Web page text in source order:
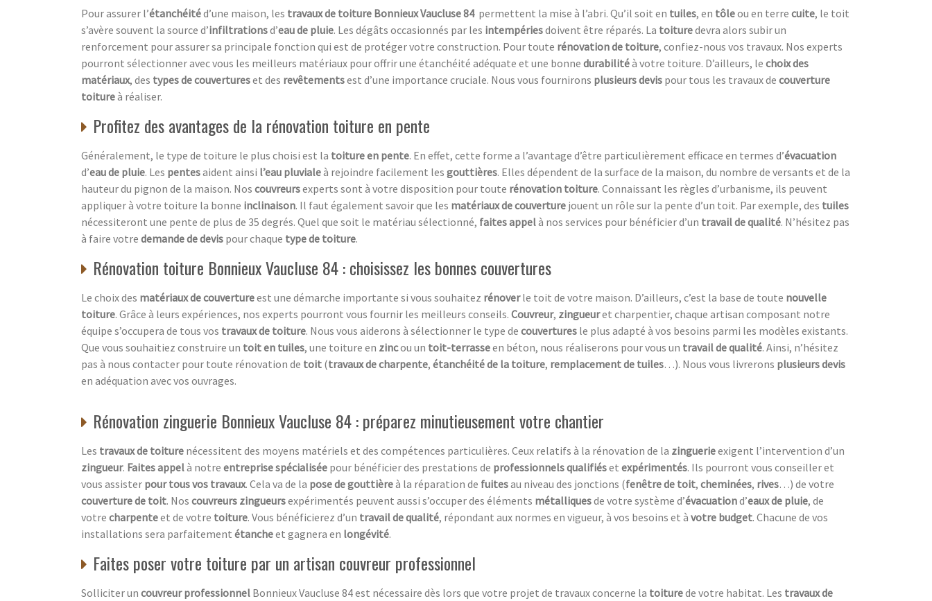
Pour assurer l’étanchéitéd’une maison, les travaux de toiture Bonnieux Vaucluse 84 permettent la mise à l’abri. Qu’il soit en tuiles, en tôleou en terre cuite, le toit
s’avère souvent la source d’infiltrationsd’eau de pluie. Les dégâts occasionnés par les intempériesdoivent être réparés. La toituredevra alors subir un
renforcement pour assurer sa principale fonction qui est de protéger votre construction. Pour toute rénovation de toiture, confiez-nous vos travaux. Nos experts
pourront sélectionner avec vous les meilleurs matériaux pour offrir une étanchéité adéquate et une bonne durabilitéà votre toiture. D’ailleurs, le choix des
matériaux, des types de couvertureset des revêtementsest d’une importance cruciale. Nous vous fournirons plusieurs devis pour tous les travaux de couverture
toitureà réaliser.
Profitez des avantages de la rénovation toiture en pente
Généralement, le type de toiture le plus choisi est la toiture en pente. En effet, cette forme a l’avantage d’être particulièrement efficace en termes d’évacuation
d’eau de pluie. Les pentesaident ainsi l’eau pluvialeà rejoindre facilement les gouttières. Elles dépendent de la surface de la maison, du nombre de versants et de la
hauteur du pignon de la maison. Nos couvreursexperts sont à votre disposition pour toute rénovation toiture. Connaissant les règles d’urbanisme, ils peuvent
appliquer à votre toiture la bonne inclinaison. Il faut également savoir que les matériaux de couverture jouent un rôle sur la pente d’un toit. Par exemple, des tuiles
nécessiteront une pente de plus de 35 degrés. Quel que soit le matériau sélectionné, faites appelà nos services pour bénéficier d’un travail de qualité. N’hésitez pas
à faire votre demande de devis pour chaque type de toiture.
Rénovation toiture Bonnieux Vaucluse 84 : choisissez les bonnes couvertures
Le choix des matériaux de couvertureest une démarche importante si vous souhaitez rénoverle toit de votre maison. D’ailleurs, c’est la base de toute nouvelle
toiture. Grâce à leurs expériences, nos experts pourront vous fournir les meilleurs conseils. Couvreur, zingueuret charpentier, chaque artisan composant notre
équipe s’occupera de tous vos travaux de toiture. Nous vous aiderons à sélectionner le type de couvertures le plus adapté à vos besoins parmi les modèles existants.
Que vous souhaitiez construire un toit en tuiles, une toiture en zincou un toit-terrasseen béton, nous réaliserons pour vous un travail de qualité. Ainsi, n’hésitez
pas à nous contacter pour toute rénovation de toit (travaux de charpente, étanchéité de la toiture, remplacement de tuiles…). Nous vous livrerons plusieurs devis
en adéquation avec vos ouvrages.
Rénovation zinguerie Bonnieux Vaucluse 84 : préparez minutieusement votre chantier
Les travaux de toiture nécessitent des moyens matériels et des compétences particulières. Ceux relatifs à la rénovation de la zinguerieexigent l’intervention d’un
zingueur. Faites appelà notre entreprise spécialisée pour bénéficier des prestations de professionnels qualifiéset expérimentés. Ils pourront vous conseiller et
vous assister pour tous vos travaux. Cela va de la pose de gouttièreà la réparation de fuitesau niveau des jonctions (fenêtre de toit, cheminées, rives…) de votre
couverture de toit. Nos couvreurs zingueursexpérimentés peuvent aussi s’occuper des éléments métalliquesde votre système d’évacuationd’eaux de pluie, de
votre charpenteet de votre toiture. Vous bénéficierez d’un travail de qualité, répondant aux normes en vigueur, à vos besoins et à votre budget. Chacune de vos
installations sera parfaitement étancheet gagnera en longévité.
Faites poser votre toiture par un artisan couvreur professionnel
Solliciter un couvreur professionnel Bonnieux Vaucluse 84 est nécessaire dès lors que votre projet de travaux concerne la toiturede votre habitat. Les travaux de